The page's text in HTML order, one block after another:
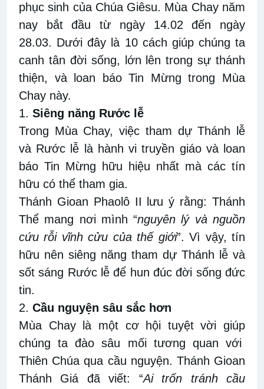
phục sinh của Chúa Giêsu. Mùa Chay năm
nay bắtđầutừ ngày 14.02 đến ngày
28.03. Dưới đây là 10 cách giúp chúng ta
canh tân đời sống, lớn lên trong sự thánh
thiện, và loan báo Tin Mừng trong Mùa
Chay này.
1. Siêng năng Rước lễ
Trong Mùa Chay, việc tham dự Thánh lễ
và Rước lễ là hành vi truyền giáo và loan
báo Tin Mừng hữu hiệu nhất mà các tín
hữu có thể tham gia.
Thánh Gioan Phaolô II lưu ý rằng: Thánh
Thể mang nơi mình “nguyên lý và nguồn
cứu rỗi vĩnh cửu của thế giới”. Vì vậy, tín
hữu nên siêng năng tham dự Thánh lễ và
sốt sáng Rước lễ để hun đúc đời sống đức
tin.
2. Cầu nguyện sâu sắc hơn
Mùa Chay là một cơ hội tuyệt vời giúp
chúng tađào sâu mối tương quan với
Thiên Chúa qua cầu nguyện. Thánh Gioan
Thánh Giá đã viết: “Ai trốn tránh cầu